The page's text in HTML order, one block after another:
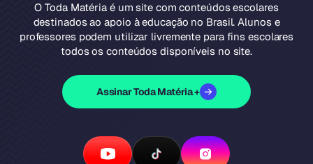
O Toda Matéria é um site com conteúdos escolares
destinados ao apoio à educação no Brasil. Alunos e
professores podem utilizar livremente para fins escolares
todos os conteúdos disponíveis no site.
Assinar Toda Matéria +